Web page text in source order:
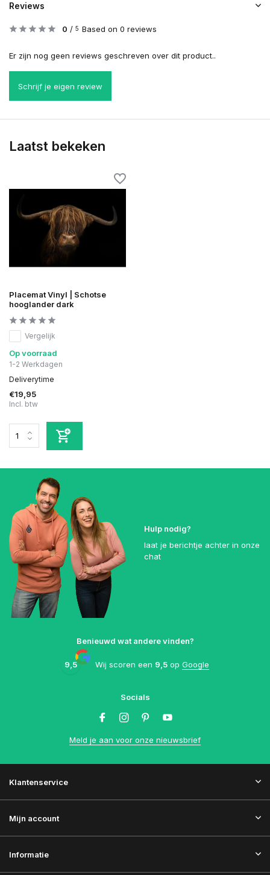
Reviews
0 / 5 Based on 0 reviews
Er zijn nog geen reviews geschreven over dit product..
Schrijf je eigen review
Laatst bekeken
Placemat Vinyl | Schotse
hooglander dark
Vergelijk
Op voorraad
1-2 Werkdagen
Deliverytime
€19,95
Incl. btw
Hulp nodig?
laat je berichtje achter in onze
chat
Benieuwd wat andere vinden?
9,5 Wij scoren een 9,5 op Google
Socials
Meld je aan voor onze nieuwsbrief
Klantenservice
Mijn account
Informatie